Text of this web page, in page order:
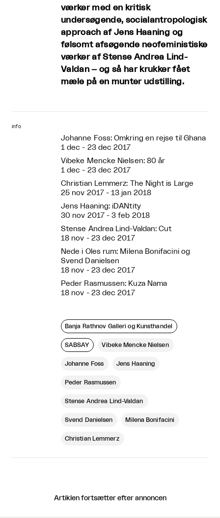
værker med en kritisk
undersøgende, socialantropologisk
approach af Jens Haaning og
følsomt afsøgende neofeministiske
værker af Stense Andrea Lind-
Valdan – og så har krukker fået
mæle på en munter udstilling.
info
Johanne Foss: Omkring en rejse til Ghana
1 dec - 23 dec 2017
Vibeke Mencke Nielsen: 80 år
1 dec - 23 dec 2017
Christian Lemmerz: The Night is Large
25 nov 2017 - 13 jan 2018
Jens Haaning: iDANtity
30 nov 2017 - 3 feb 2018
Stense Andrea Lind-Valdan: Cut
18 nov - 23 dec 2017
Nede i Oles rum: Milena Bonifacini og
Svend Danielsen
18 nov - 23 dec 2017
Peder Rasmussen: Kuza Nama
18 nov - 23 dec 2017
Banja Rathnov Galleri og Kunsthandel
SABSAY Vibeke Mencke Nielsen
Johanne Foss Jens Haaning
Peder Rasmussen
Stense Andrea Lind-Valdan
Svend Danielsen Milena Bonifacini
Christian Lemmerz
Artiklen fortsætter efter annoncen